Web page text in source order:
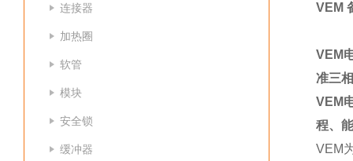
连接器
加热圈
软管
模块
安全锁
缓冲器
VEM
VEM
准三
VEM
程、
VEM